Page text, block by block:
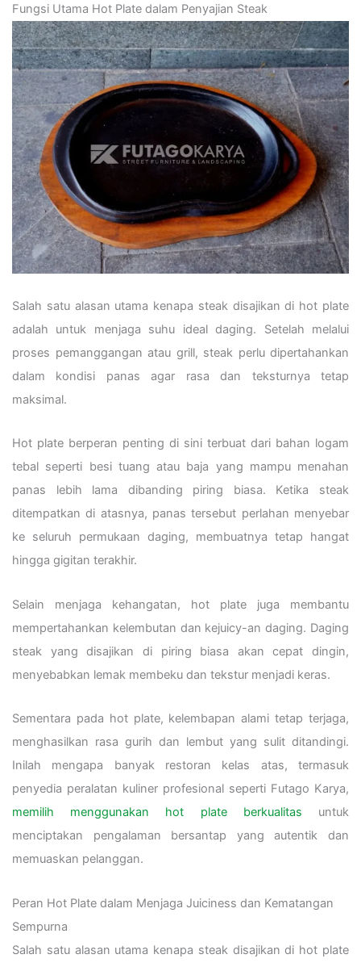
Fungsi Utama Hot Plate dalam Penyajian Steak
Salah satu alasan utama kenapa steak disajikan di hot plate
adalah untuk menjaga suhu ideal daging. Setelah melalui
proses pemanggangan atau grill, steak perlu dipertahankan
dalam kondisi panas agar rasa dan teksturnya tetap
maksimal.
Hot plate berperan penting di sini terbuat dari bahan logam
tebal seperti besi tuang atau baja yang mampu menahan
panas lebih lama dibanding piring biasa. Ketika steak
ditempatkan di atasnya, panas tersebut perlahan menyebar
ke seluruh permukaan daging, membuatnya tetap hangat
hingga gigitan terakhir.
Selain menjaga kehangatan, hot plate juga membantu
mempertahankan kelembutan dan kejuicy-an daging. Daging
steak yang disajikan di piring biasa akan cepat dingin,
menyebabkan lemak membeku dan tekstur menjadi keras.
Sementara pada hot plate, kelembapan alami tetap terjaga,
menghasilkan rasa gurih dan lembut yang sulit ditandingi.
Inilah mengapa banyak restoran kelas atas, termasuk
penyedia peralatan kuliner profesional seperti Futago Karya,
memilih menggunakan hot plate berkualitas untuk
menciptakan pengalaman bersantap yang autentik dan
memuaskan pelanggan.
Peran Hot Plate dalam Menjaga Juiciness dan Kematangan
Sempurna
Salah satu alasan utama kenapa steak disajikan di hot plate